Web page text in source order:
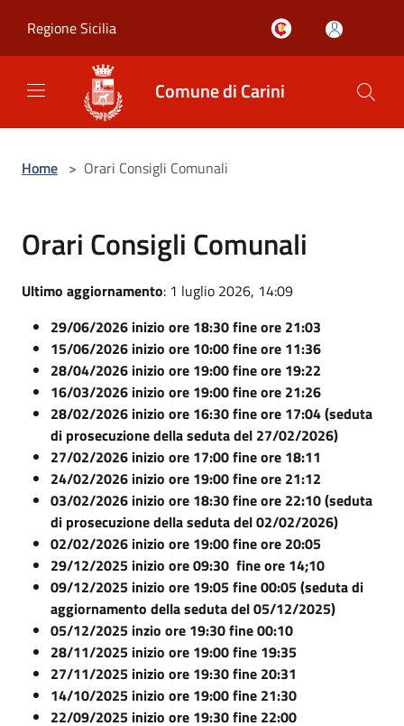
Regione Sicilia
Comune di Carini
Home > Orari Consigli Comunali
Orari Consigli Comunali
Ultimo aggiornamento: 1 luglio 2026, 14:09
29/06/2026 inizio ore 18:30 fine ore 21:03
15/06/2026 inizio ore 10:00 fine ore 11:36
28/04/2026 inizio ore 19:00 fine ore 19:22
16/03/2026 inizio ore 19:00 fine ore 21:26
28/02/2026 inizio ore 16:30 fine ore 17:04 (seduta
di prosecuzione della seduta del 27/02/2026)
27/02/2026 inizio ore 17:00 fine ore 18:11
24/02/2026 inizio ore 19:00 fine ore 21:12
03/02/2026 inizio ore 18:30 fine ore 22:10 (seduta
di prosecuzione della seduta del 02/02/2026)
02/02/2026 inizio ore 19:00 fine ore 20:05
29/12/2025 inizio ore 09:30 fine ore 14;10
09/12/2025 inizio ore 19:05 fine 00:05 (seduta di
aggiornamento della seduta del 05/12/2025)
05/12/2025 inzio ore 19:30 fine 00:10
28/11/2025 inizio ore 19:00 fine 19:35
27/11/2025 inizio ore 19:30 fine 20:31
14/10/2025 inizio ore 19:00 fine 21:30
22/09/2025 inizio ore 19:30 fine 22:00